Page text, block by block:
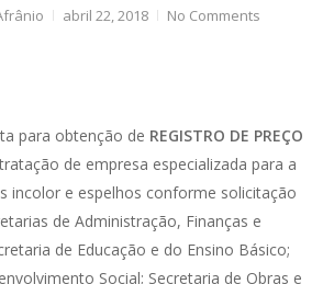
abril 22, 2018 No Comments
para obtenção de REGISTRO DE PREÇO
de empresa especializada para a
incolor e espelhos conforme solicitação
de Administração, Finanças e
de Educação e do Ensino Básico;
Social; Secretaria de Obras e